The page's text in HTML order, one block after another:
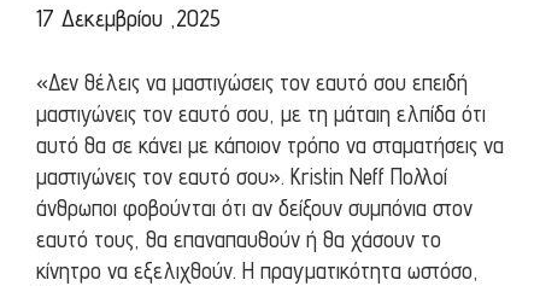
17 Δεκεμβρίου ,2025
«Δεν θέλεις να μαστιγώσεις τον εαυτό σου επειδή
μαστιγώνεις τον εαυτό σου, με τη μάταιη ελπίδα ότι
αυτό θα σε κάνει με κάποιον τρόπο να σταματήσεις να
μαστιγώνεις τον εαυτό σου». Kristin Neff Πολλοί
άνθρωποι φοβούνται ότι αν δείξουν συμπόνια στον
εαυτό τους, θα επαναπαυθούν ή θα χάσουν το
κίνητρο να εξελιχθούν. Η πραγματικότητα ωστόσο,